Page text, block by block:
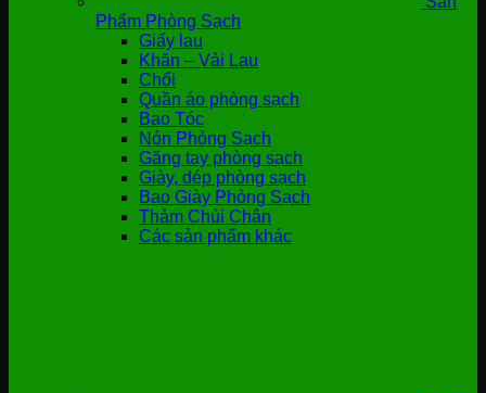
Phẩm Phòng Sạch
Giấy lau
Khăn – Vải Lau
Chổi
Quần áo phòng sạch
Bao Tóc
Nón Phòng Sạch
Găng tay phòng sạch
Giày, dép phòng sạch
Bao Giày Phòng Sạch
Thảm Chùi Chân
Các sản phẩm khác